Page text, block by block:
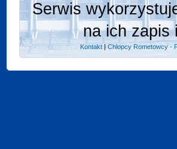
Serwis
na ich zapis
Kontakt |Chlopcy Rometowcy -